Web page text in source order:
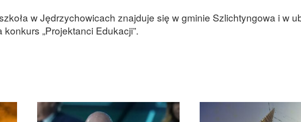
w Jędrzychowicach znajduje się w gminie Szlichtyngowa i w
konkurs „Projektanci Edukacji”.